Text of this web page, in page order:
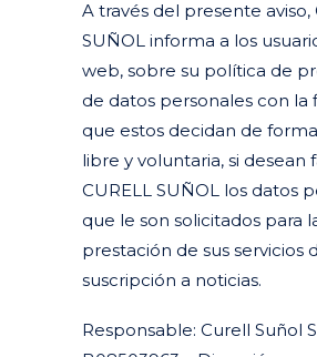
A través del presente aviso,
SUÑOL informa a los
web, sobre su política de
de datos personales con la
que estos decidan de
libre y voluntaria, si desean
CURELL SUÑOL los datos
que le son solicitados para
prestación de sus servicios
suscripción a noticias.
Responsable: Curell Suñol